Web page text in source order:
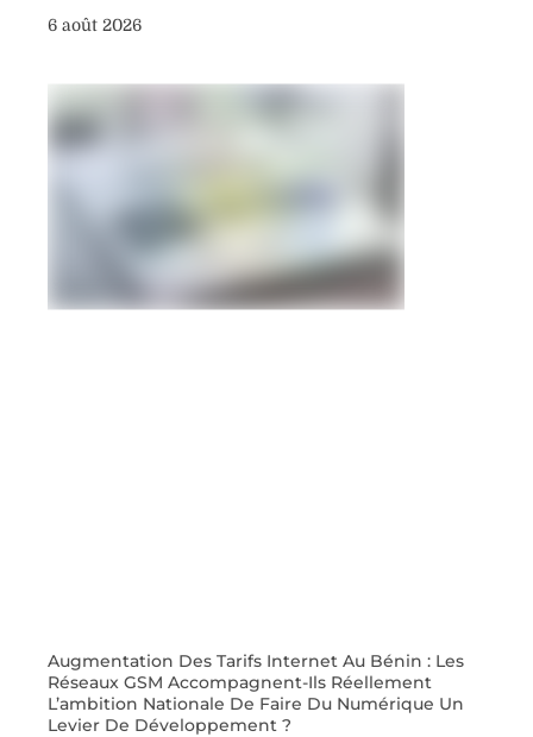
6 août 2026
Augmentation Des Tarifs Internet Au Bénin : Les
Réseaux GSM Accompagnent-Ils Réellement
L’ambition Nationale De Faire Du Numérique Un
Levier De Développement ?